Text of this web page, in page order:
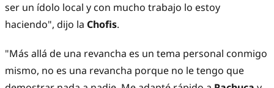
ser un ídolo local y con mucho trabajo lo estoy
haciendo", dijo la Chofis.
"Más allá de una revancha es un tema personal conmigo
mismo, no es una revancha porque no le tengo que